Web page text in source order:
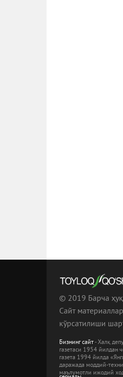
© 2019 Барча
Сайт
кўрсатилиши
Бизнинг сайт- Халқ
газетаси 1954 йилдан
газета 1994 йилда
даражада моддий-
маълумотли ижодий